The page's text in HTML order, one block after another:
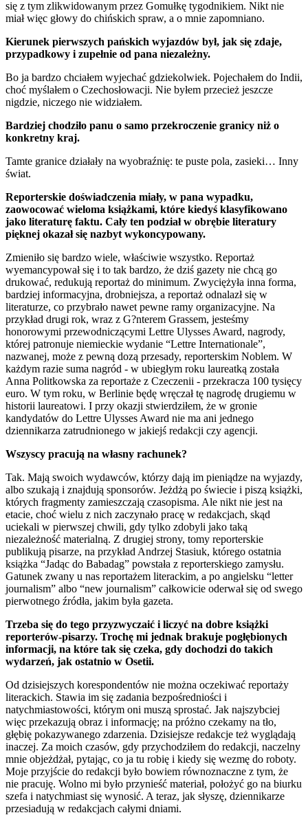
się z tym zlikwidowanym przez Gomułkę tygodnikiem. Nikt nie
miał więc głowy do chińskich spraw, a o mnie zapomniano.
Kierunek pierwszych pańskich wyjazdów był, jak się zdaje,
przypadkowy i zupełnie od pana niezależny.
Bo ja bardzo chciałem wyjechać gdziekolwiek. Pojechałem do Indii,
choć myślałem o Czechosłowacji. Nie byłem przecież jeszcze
nigdzie, niczego nie widziałem.
Bardziej chodziło panu o samo przekroczenie granicy niż o
konkretny kraj.
Tamte granice działały na wyobraźnię: te puste pola, zasieki… Inny
świat.
Reporterskie doświadczenia miały, w pana wypadku,
zaowocować wieloma książkami, które kiedyś klasyfikowano
jako literaturę faktu. Cały ten podział w obrębie literatury
pięknej okazał się nazbyt wykoncypowany.
Zmieniło się bardzo wiele, właściwie wszystko. Reportaż
wyemancypował się i to tak bardzo, że dziś gazety nie chcą go
drukować, redukują reportaż do minimum. Zwyciężyła inna forma,
bardziej informacyjna, drobniejsza, a reportaż odnalazł się w
literaturze, co przybrało nawet pewne ramy organizacyjne. Na
przykład drugi rok, wraz z G?nterem Grassem, jesteśmy
honorowymi przewodniczącymi Lettre Ulysses Award, nagrody,
której patronuje niemieckie wydanie “Lettre Internationale”,
nazwanej, może z pewną dozą przesady, reporterskim Noblem. W
każdym razie suma nagród - w ubiegłym roku laureatką została
Anna Politkowska za reportaże z Czeczenii - przekracza 100 tysięcy
euro. W tym roku, w Berlinie będę wręczał tę nagrodę drugiemu w
historii laureatowi. I przy okazji stwierdziłem, że w gronie
kandydatów do Lettre Ulysses Award nie ma ani jednego
dziennikarza zatrudnionego w jakiejś redakcji czy agencji.
Wszyscy pracują na własny rachunek?
Tak. Mają swoich wydawców, którzy dają im pieniądze na wyjazdy,
albo szukają i znajdują sponsorów. Jeżdżą po świecie i piszą książki,
których fragmenty zamieszczają czasopisma. Ale nikt nie jest na
etacie, choć wielu z nich zaczynało pracę w redakcjach, skąd
uciekali w pierwszej chwili, gdy tylko zdobyli jako taką
niezależność materialną. Z drugiej strony, tomy reporterskie
publikują pisarze, na przykład Andrzej Stasiuk, którego ostatnia
książka “Jadąc do Babadag” powstała z reporterskiego zamysłu.
Gatunek zwany u nas reportażem literackim, a po angielsku “letter
journalism” albo “new journalism” całkowicie oderwał się od swego
pierwotnego źródła, jakim była gazeta.
Trzeba się do tego przyzwyczaić i liczyć na dobre książki
reporterów-pisarzy. Trochę mi jednak brakuje pogłębionych
informacji, na które tak się czeka, gdy dochodzi do takich
wydarzeń, jak ostatnio w Osetii.
Od dzisiejszych korespondentów nie można oczekiwać reportaży
literackich. Stawia im się zadania bezpośredniości i
natychmiastowości, którym oni muszą sprostać. Jak najszybciej
więc przekazują obraz i informację; na próżno czekamy na tło,
głębię pokazywanego zdarzenia. Dzisiejsze redakcje też wyglądają
inaczej. Za moich czasów, gdy przychodziłem do redakcji, naczelny
mnie objeżdżał, pytając, co ja tu robię i kiedy się wezmę do roboty.
Moje przyjście do redakcji było bowiem równoznaczne z tym, że
nie pracuję. Wolno mi było przynieść materiał, położyć go na biurku
szefa i natychmiast się wynosić. A teraz, jak słyszę, dziennikarze
przesiadują w redakcjach całymi dniami.